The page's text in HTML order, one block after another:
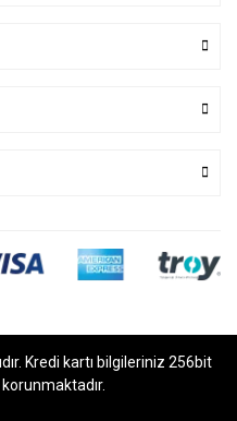
Kredi kartı bilgileriniz 256bit